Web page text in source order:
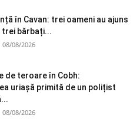
în Cavan: trei oameni au ajuns
trei bărbați...
08/08/2026
de teroare în Cobh:
uriașă primită de un polițist
08/08/2026